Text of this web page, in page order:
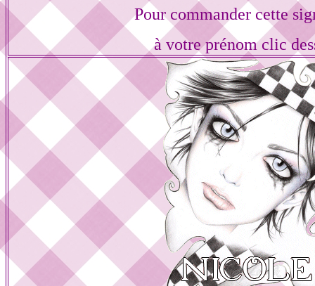
Pour commander cette
à votre prénom clic